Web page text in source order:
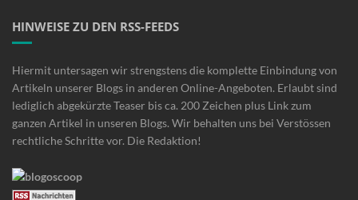
HINWEISE ZU DEN RSS-FEEDS
Hiermit untersagen wir strengstens die komplette Einbindung von
Artikeln unserer Blogs in anderen Online-Angeboten. Erlaubt sind
lediglich abgekürzte Teaser bis ca. 200 Zeichen plus Link zum
ganzen Artikel in unseren Blogs. Wir behalten uns bei Verstössen
rechtliche Schritte vor. Die Redaktion!